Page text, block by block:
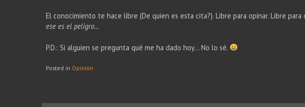
El conocimiento te hace libre (De quien es esta cita?). Libre para opinar. Libre para
ese es el peligro…
P.D.: Si alguien se pregunta qué me ha dado hoy… No lo sé.
Posted in Opinión